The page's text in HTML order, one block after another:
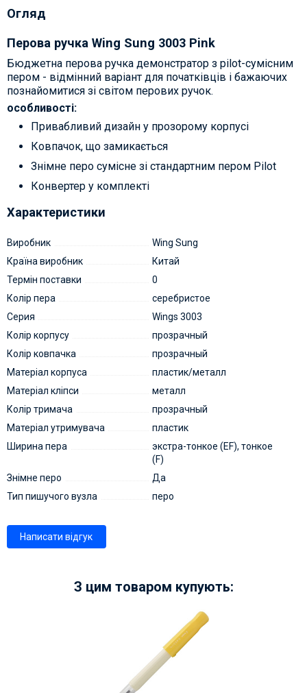
Огляд
Перова ручка Wing Sung 3003 Pink
Бюджетна перова ручка демонстратор з pilot-сумісним
пером - відмінний варіант для початківців і бажаючих
познайомитися зі світом перових ручок.
особливості:
Привабливий дизайн у прозорому корпусі
Ковпачок, що замикається
Знімне перо сумісне зі стандартним пером Pilot
Конвертер у комплекті
Характеристики
Виробник
Wing Sung
Країна виробник
Китай
Термін поставки
0
Колір пера
серебристое
Серия
Wings 3003
Колір корпусу
прозрачный
Колір ковпачка
прозрачный
Матеріал корпуса
пластик/металл
Матеріал кліпси
металл
Колір тримача
прозрачный
Матеріал утримувача
пластик
Ширина пера
экстра-тонкое (EF), тонкое
(F)
Знімне перо
Да
Тип пишучого вузла
перо
Написати відгук
З цим товаром купують: